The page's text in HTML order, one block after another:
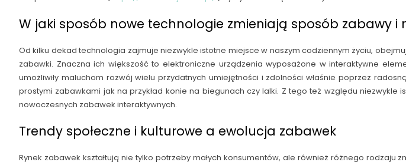
W jaki sposób nowe technologie zmieniają sposób zabawy i
Od kilku dekad technologia zajmuje niezwykle istotne miejsce w naszym codziennym życiu,
zabawki. Znaczna ich większość to elektroniczne urządzenia wyposażone w interaktywne
umożliwiły maluchom rozwój wielu przydatnych umiejętności i zdolności właśnie poprzez
prostymi zabawkami jak na przykład konie na biegunach czy lalki. Z tego też względu
nowoczesnych zabawek interaktywnych.
Trendy społeczne i kulturowe a ewolucja zabawek
Rynek zabawek kształtują nie tylko potrzeby małych konsumentów, ale również różnego